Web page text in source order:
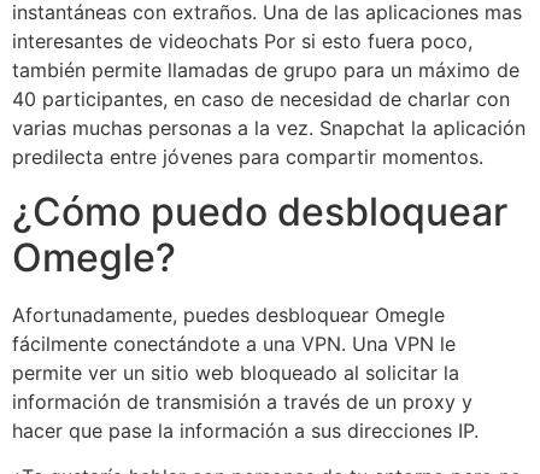
instantáneas con extraños. Una de las aplicaciones mas
interesantes de videochats Por si esto fuera poco,
también permite llamadas de grupo para un máximo de
40 participantes, en caso de necesidad de charlar con
varias muchas personas a la vez. Snapchat la aplicación
predilecta entre jóvenes para compartir momentos.
¿Cómo puedo desbloquear
Omegle?
Afortunadamente, puedes desbloquear Omegle
fácilmente conectándote a una VPN. Una VPN le
permite ver un sitio web bloqueado al solicitar la
información de transmisión a través de un proxy y
hacer que pase la información a sus direcciones IP.